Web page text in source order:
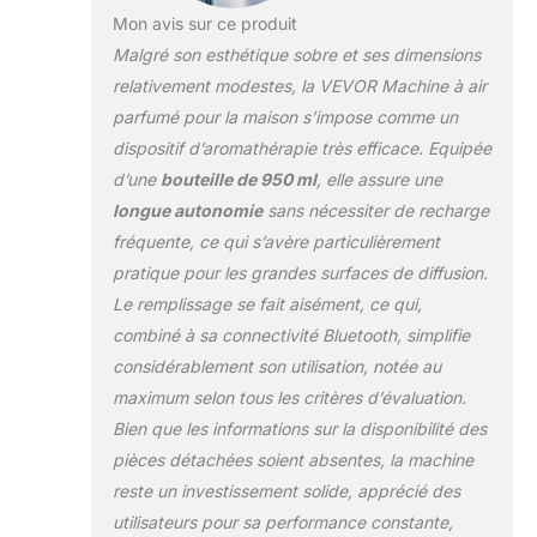
notre diffuseur d'air
froid peut
comprimer les huiles
essentielles en
nanoparticules pour
une diffusion
efficace, diffusant le
parfum rapidement
et délicatement
dans l'air. Une faible
consommation
d’huile essentielle de
0,19 à 2,07 g/h
promet une
utilisation prolongée
et un bonheur
aromatique continu.
Grande capacité de
950 ml : par rapport
Mon avis sur ce produit
Malgré son esthétique sobre et ses dimensions
relativement modestes, la VEVOR Machine à air
parfumé pour la maison s’impose comme un
dispositif d’aromathérapie très efficace. Equipée
d’une bouteille de 950 ml, elle assure une
longue autonomiesans nécessiter de recharge
fréquente, ce qui s’avère particulièrement
pratique pour les grandes surfaces de diffusion.
Le remplissage se fait aisément, ce qui,
combiné à sa connectivité Bluetooth, simplifie
considérablement son utilisation, notée au
maximum selon tous les critères d’évaluation.
Bien que les informations sur la disponibilité des
pièces détachées soient absentes, la machine
reste un investissement solide, apprécié des
utilisateurs pour sa performance constante,